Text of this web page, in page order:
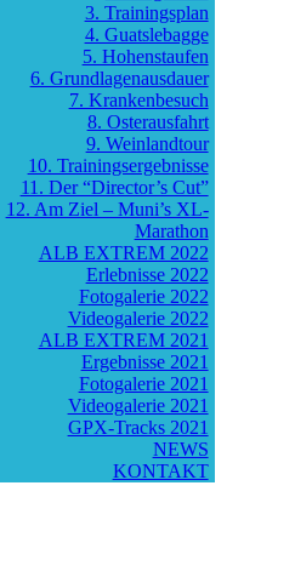
3. Trainingsplan
4. Guatslebagge
5. Hohenstaufen
6. Grundlagenausdauer
7. Krankenbesuch
8. Osterausfahrt
9. Weinlandtour
10. Trainingsergebnisse
11. Der “Director’s Cut”
12. Am Ziel – Muni’s XL-
Marathon
ALB EXTREM 2022
Erlebnisse 2022
Fotogalerie 2022
Videogalerie 2022
ALB EXTREM 2021
Ergebnisse 2021
Fotogalerie 2021
Videogalerie 2021
GPX-Tracks 2021
NEWS
KONTAKT